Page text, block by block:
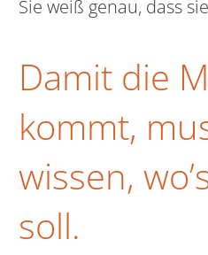
Sie weiß genau, dass sie
Damit die
kommt,
wissen,
soll.